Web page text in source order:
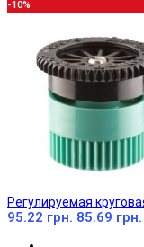
-10%
Регулируемая
95.22 грн. 85.69 грн.